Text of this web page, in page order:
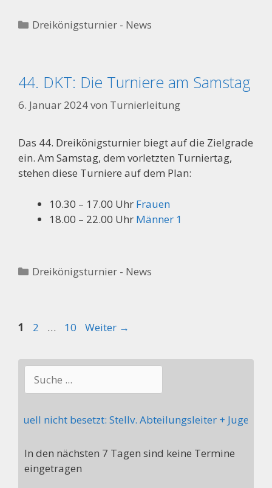
Kategorien
Dreikönigsturnier - News
44. DKT: Die Turniere am Samstag
6. Januar 2024von Turnierleitung
Das 44. Dreikönigsturnier biegt auf die Zielgrade
ein. Am Samstag, dem vorletzten Turniertag,
stehen diese Turniere auf dem Plan:
10.30 – 17.00 Uhr Frauen
18.00 – 22.00 Uhr Männer 1
Kategorien
Dreikönigsturnier - News
Seite
1 Seite
2 … Seite
10 Weiter →
besetzt: Stellv. Abteilungsleiter + Jugendwart +
In den nächsten 7 Tagen sind keine Termine
eingetragen